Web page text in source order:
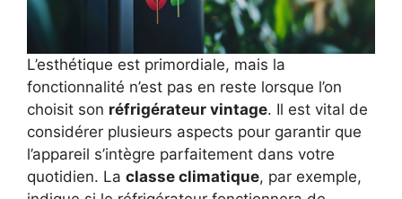
L’esthétique est primordiale, mais la
fonctionnalité n’est pas en reste lorsque l’on
choisit son réfrigérateur vintage. Il est vital de
considérer plusieurs aspects pour garantir que
l’appareil s’intègre parfaitement dans votre
quotidien. La classe climatique, par exemple,